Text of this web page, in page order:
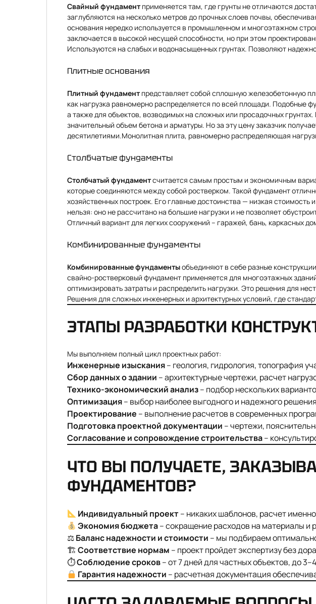
Свайный фундамент применяется там, где грунты не отличаются
заглубляются на несколько метров до прочных слоев почвы,
основания нередко используется в промышленном и многоэтажном
заключается в высокой несущей способности, но при этом
Используются на слабых и водонасыщенных грунтах. Позволяют
Плитные основания
Плитный фундамент представляет собой сплошную железобетонную
как нагрузка равномерно распределяется по всей площади. Подобные
а также для объектов, возводимых на сложных или просадочных
значительный объем бетона и арматуры. Но за эту цену заказчик
десятилетиями.Монолитная плита, равномерно распределяющая
Столбчатые фундаменты
Столбчатый фундаментсчитается самым простым и экономичным
которые соединяются между собой ростверком. Такой фундамент
хозяйственных построек. Его главные достоинства — низкая
нельзя: оно не рассчитано на большие нагрузки и не позволяет
Отличный вариант для легких сооружений – гаражей, бань, каркасных
Комбинированные фундаменты
Комбинированные фундаментыобъединяют в себе разные
свайно-ростверковый фундамент применяется для многоэтажных
оптимизировать затраты и распределить нагрузки. Это решения для
Решения для сложных инженерных и архитектурных условий, где
ЭТАПЫ РАЗРАБОТКИ
Мы выполняем полный цикл проектных работ:
Инженерные изыскания– геология, гидрология, топография
Сбор данных о здании – архитектурные чертежи, расчет
Технико-экономический анализ– подбор нескольких
Оптимизация– выбор наиболее выгодного и надежного
Проектирование – выполнение расчетов в современных
Подготовка проектной документации – чертежи,
Согласование и сопровождение строительства–
ЧТО ВЫ ПОЛУЧАЕТЕ,
ФУНДАМЕНТОВ?
Индивидуальный проект– никаких шаблонов, расчет
Экономия бюджета– сокращение расходов на материалы и
⚖Баланс надежности и стоимости – мы подбираем
🏗Соответствие нормам – проект пройдет экспертизу без
⏱Соблюдение сроков– от 7 дней для частных объектов, до
Гарантия надежности – расчетная документация